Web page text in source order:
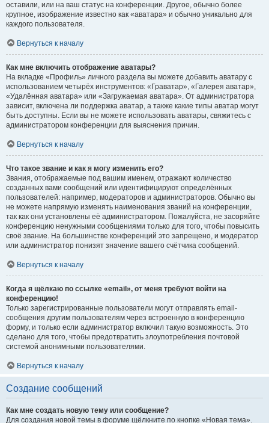
оставили, или на ваш статус на конференции. Другое, обычно более
крупное, изображение известно как «аватара» и обычно уникально для
каждого пользователя.
Вернуться к началу
Как мне включить отображение аватары?
На вкладке «Профиль» личного раздела вы можете добавить аватару с
использованием четырёх инструментов: «Граватар», «Галерея аватар»,
«Удалённая аватара» или «Загружаемая аватара». От администратора
зависит, включена ли поддержка аватар, а также какие типы аватар могут
быть доступны. Если вы не можете использовать аватары, свяжитесь с
администратором конференции для выяснения причин.
Вернуться к началу
Что такое звание и как я могу изменить его?
Звания, отображаемые под вашим именем, отражают количество
созданных вами сообщений или идентифицируют определённых
пользователей: например, модераторов и администраторов. Обычно вы
не можете напрямую изменять наименования званий на конференции,
так как они установлены её администратором. Пожалуйста, не засоряйте
конференцию ненужными сообщениями только для того, чтобы повысить
своё звание. На большинстве конференций это запрещено, и модератор
или администратор понизят значение вашего счётчика сообщений.
Вернуться к началу
Когда я щёлкаю по ссылке «email», от меня требуют войти на
конференцию!
Только зарегистрированные пользователи могут отправлять email-
сообщения другим пользователям через встроенную в конференцию
форму, и только если администратор включил такую возможность. Это
сделано для того, чтобы предотвратить злоупотребления почтовой
системой анонимными пользователями.
Вернуться к началу
Создание сообщений
Как мне создать новую тему или сообщение?
Для создания новой темы в форуме щёлкните по кнопке «Новая тема».